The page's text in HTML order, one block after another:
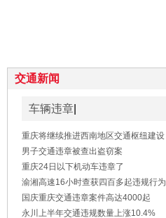
交通新闻
车辆违章
重庆将继续推进西南地区交通枢纽建设
男子交通违章被查出盗窃案
重庆24日以下机动车违章了
渝湘高速16小时查获四百多起违规行为
国庆重庆交通违章案件高达4000起
永川上半年交通违规数量上涨10.4%